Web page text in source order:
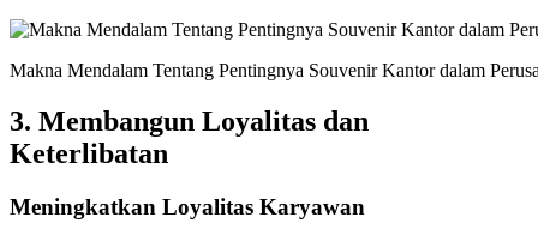
Makna Mendalam Tentang Pentingnya Souvenir Kantor dalam
3. Membangun Loyalitas dan
Keterlibatan
Meningkatkan Loyalitas Karyawan